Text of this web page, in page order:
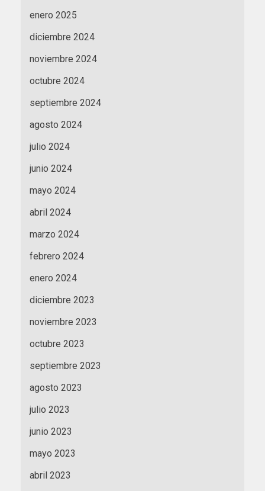
enero 2025
diciembre 2024
noviembre 2024
octubre 2024
septiembre 2024
agosto 2024
julio 2024
junio 2024
mayo 2024
abril 2024
marzo 2024
febrero 2024
enero 2024
diciembre 2023
noviembre 2023
octubre 2023
septiembre 2023
agosto 2023
julio 2023
junio 2023
mayo 2023
abril 2023